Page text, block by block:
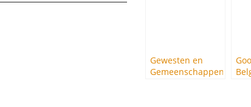
Gewesten en
Gemeenschappen